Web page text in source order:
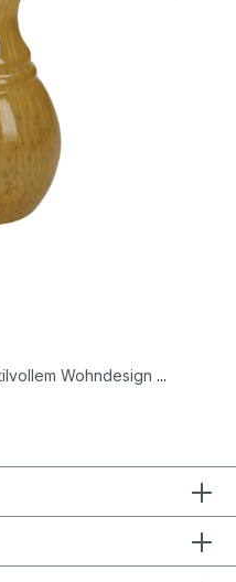
Wohndesign ...